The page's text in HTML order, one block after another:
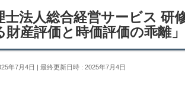
士法人総合経営サービス 研
財産評価と時価評価の乖離
年7月4日 最終更新日時 : 2025年7月4日